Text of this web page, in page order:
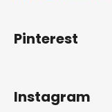
Pinterest
Instagram